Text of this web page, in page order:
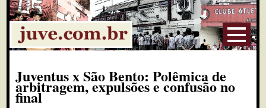
Juventus x São Bento: Polêmica de
arbitragem, expulsões e confusão no
final